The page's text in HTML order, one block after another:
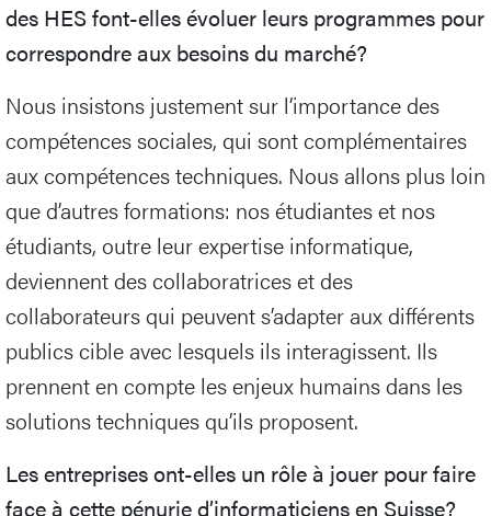
des HES font-elles évoluer leurs programmes pour
correspondre aux besoins du marché?
Nous insistons justement sur l’importance des
compétences sociales, qui sont complémentaires
aux compétences techniques. Nous allons plus loin
que d’autres formations: nos étudiantes et nos
étudiants, outre leur expertise informatique,
deviennent des collaboratrices et des
collaborateurs qui peuvent s’adapter aux différents
publics cible avec lesquels ils interagissent. Ils
prennent en compte les enjeux humains dans les
solutions techniques qu’ils proposent.
Les entreprises ont-elles un rôle à jouer pour faire
face à cette pénurie d’informaticiens en Suisse?